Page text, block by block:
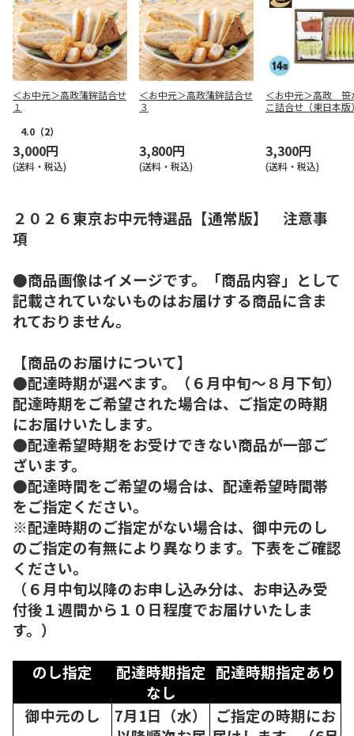
＜お中元＞高政蒲鉾詰合せ
１
4.0 （2）
3,000円
(送料・税込)
＜お中元＞高政蒲鉾詰合せ
３
3,800円
(送料・税込)
＜お中元＞高政 笹
こ詰合せ（東日本版
3,300円
(送料・税込)
２０２６東京お中元特選品【通常版】 注意事
項
●商品画像はイメージです。「商品内容」として
記載されていないものはお届けする商品に含ま
れておりません。
【商品のお届けについて】
●配達時期が選べます。（６月中旬～８月下旬）
配達時期をご希望された場合は、ご指定の時期
にお届けいたします。
●配達希望時期をお受けできない商品が一部ご
ざいます。
●配達時間をご希望の場合は、配達希望時間帯
をご指定ください。
※配達時期のご指定がない場合は、御中元のし
のご指定の有無により異なります。下表をご確認
ください。
（６月中旬以降のお申し込み分は、お申込み受
付後１週間から１０日程度でお届けいたしま
す。）
のし指定
配達時期指定
なし
配達時期指定あり
御中元のし
7月1日（水）
ご指定の時期にお